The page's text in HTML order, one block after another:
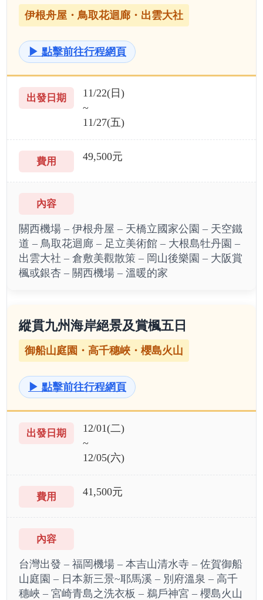
伊根舟屋・鳥取花迴廊・出雲大社
▶ 點擊前往行程網頁
11/22(日)
~
11/27(五)
49,500元
關西機場 – 伊根舟屋 – 天橋立國家公園 – 天空鐵
道 – 鳥取花迴廊 – 足立美術館 – 大根島牡丹園 –
出雲大社 – 倉敷美觀散策 – 岡山後樂園 – 大阪賞
楓或銀杏 – 關西機場 – 溫暖的家
縱貫九州海岸絕景及賞楓五日
御船山庭園・高千穗峽・櫻島火山
▶ 點擊前往行程網頁
12/01(二)
~
12/05(六)
41,500元
台灣出發 – 福岡機場 – 本吉山清水寺 – 佐賀御船
山庭園 – 日本新三景~耶馬溪 – 別府溫泉 – 高千
穗峽 – 宮崎青島之洗衣板 – 鵜戶神宮 – 櫻島火山